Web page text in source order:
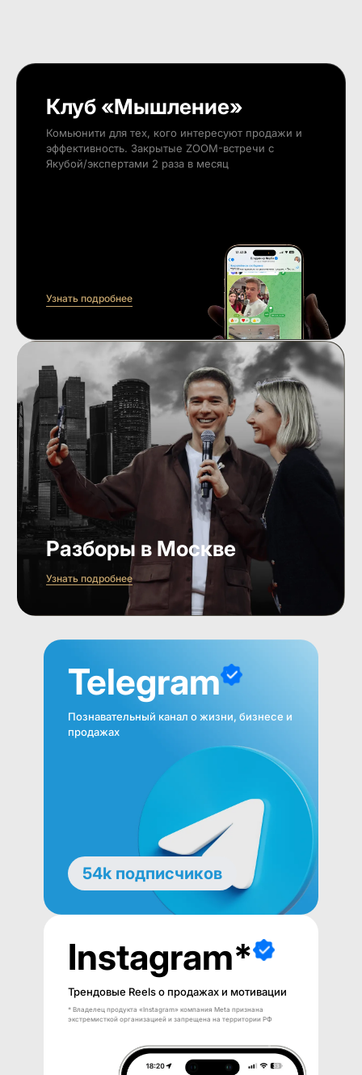
Клуб «Мышление»
Комьюнити для тех, кого интересуют продажи и
эффективность. Закрытые ZOOM-встречи с
Якубой/экспертами 2 раза в месяц
Узнать подробнее
Разборы в Москве
Узнать подробнее
Telegram
Познавательный канал о жизни, бизнесе и
продажах
54k подписчиков
Instagram*
Трендовые Reels о продажах и мотивации
* Владелец продукта «Instagram» компания Meta признана
экстремисткой организацией и запрещена на территории РФ